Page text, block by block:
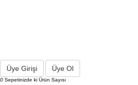
Üye Girişi Üye Ol
0 Sepetinizde ki Ürün Sayısı